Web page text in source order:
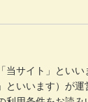
当サイト」といい
いいます）が運